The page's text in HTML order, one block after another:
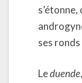
ses
Leduende